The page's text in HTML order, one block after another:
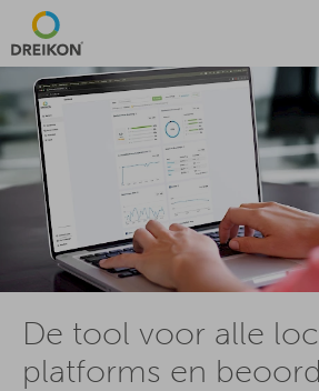
De tool voor alle
platforms en